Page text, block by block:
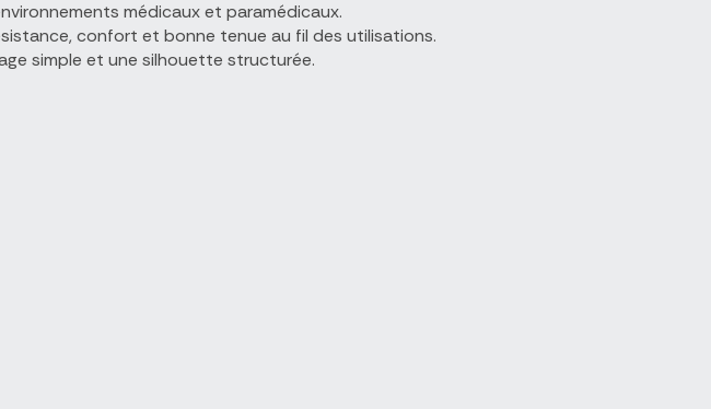
médicaux et paramédicaux.
confort et bonne tenue au fil des utilisations.
simple et une silhouette structurée.